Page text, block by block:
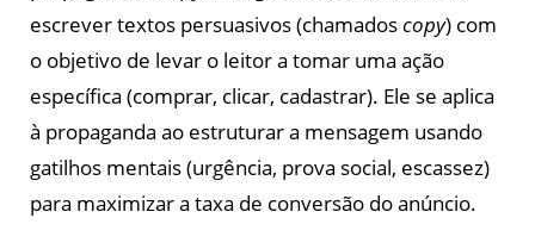
escrever textos persuasivos (chamadoscopy) com
o objetivo de levar o leitor a tomar uma ação
específica (comprar, clicar, cadastrar). Ele se aplica
à propaganda ao estruturar a mensagem usando
gatilhos mentais (urgência, prova social, escassez)
para maximizar a taxa de conversão do anúncio.